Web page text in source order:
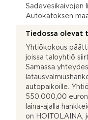
Sadevesikaivojen
Autokatoksen
Tiedossa olevat
Yhtiökokous
joissa taloyhtiö
Samassa
autopaikoille.
550.000,00
laina-ajalla
on HOITOLAINA,